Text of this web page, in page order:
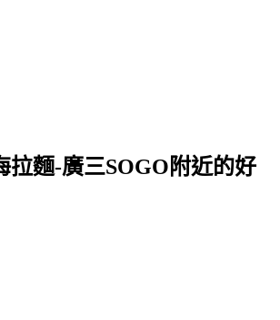
拉麵-廣三SOGO附近的好